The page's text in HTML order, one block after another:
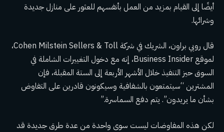
أيضًا إلى القيام بمزيد من العمل بأنفسهم للعثور على منازل جديدة
وشرائها.
قال روبي براون، الشريك في شركة Cohen Milstein Sellers & Toll،
لموقع Business Insider، إنه مع دخول التغييرات الشاملة في
السوق حيز التنفيذ خلال الأشهر الأربعة إلى الستة المقبلة، فإن
المشترين “سيتمتعون بالشفافية وسيكونون قادرين على التفاوض
بشأن ما يريدون”. يتم دفع السماسرة.”
لكن هذه المفاوضات ليست سوى واحدة من عدة طرق جديدة قد